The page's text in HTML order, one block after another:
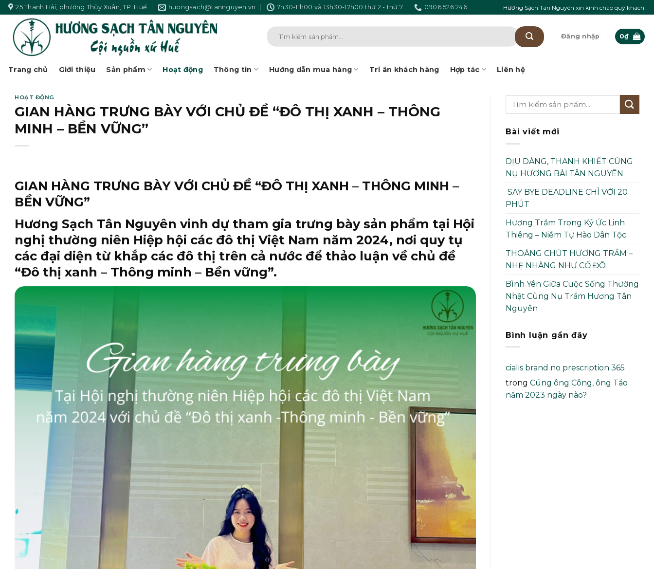
Skip
to
content
25 Thanh Hải, phường Thủy Xuân, TP. Huế huongsach@tannguyen.vn 7h30-11h00 và 13h30-17h00 thứ 2 - thứ 7 0906 526 246 Hương Sạch Tân Nguyên xin kính chào quý khách!
Đăng nhập 0₫
Trang chủ Giới thiệu Sản phẩm Hoạt động Thông tin Hướng dẫn mua hàng Tri ân khách hàng Hợp tác Liên hệ
HOẠT ĐỘNG
GIAN HÀNG TRƯNG BÀY VỚI CHỦ ĐỀ “ĐÔ THỊ XANH – THÔNG
MINH – BỀN VỮNG”
GIAN HÀNG TRƯNG BÀY VỚI CHỦ ĐỀ “ĐÔ THỊ XANH – THÔNG MINH –
BỀN VỮNG”
Hương Sạch Tân Nguyên vinh dự tham gia trưng bày sản phẩm tại Hội
nghị thường niên Hiệp hội các đô thị Việt Nam năm 2024, nơi quy tụ
các đại diện từ khắp các đô thị trên cả nước để thảo luận về chủ đề
“Đô thị xanh – Thông minh – Bền vững”.
Bài viết mới
DỊU DÀNG, THANH KHIẾT CÙNG
NỤ HƯƠNG BÀI TÂN NGUYÊN
SAY BYE DEADLINE CHỈ VỚI 20
PHÚT
Hương Trầm Trong Ký Ức Linh
Thiêng – Niềm Tự Hào Dân Tộc
THOÁNG CHÚT HƯƠNG TRẦM –
NHẸ NHÀNG NHƯ CỐ ĐÔ
Bình Yên Giữa Cuộc Sống Thường
Nhật Cùng Nụ Trầm Hương Tân
Nguyên
Bình luận gần đây
cialis brand no prescription 365
trong Cúng ông Công, ông Táo
năm 2023 ngày nào?